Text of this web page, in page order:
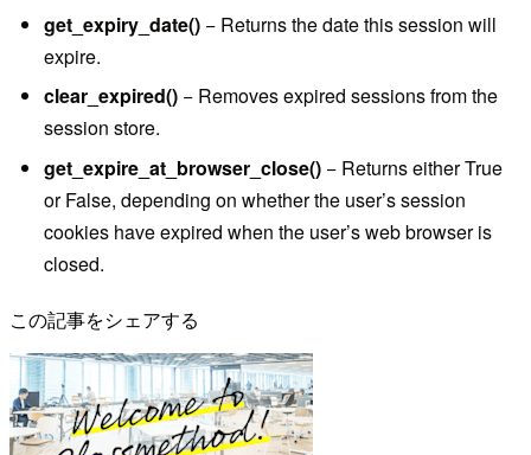
get_expiry_date()− Returns the date this session will
expire.
clear_expired()− Removes expired sessions from the
session store.
get_expire_at_browser_close()− Returns either True
or False, depending on whether the user’s session
cookies have expired when the user’s web browser is
closed.
この記事をシェアする